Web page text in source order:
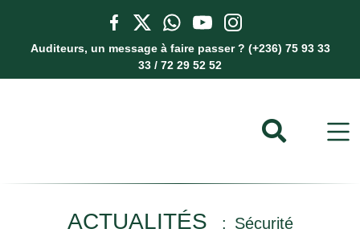
Auditeurs, un message à faire passer ? (+236) 75 93 33
33 / 72 29 52 52
ACTUALITÉS Sécurité